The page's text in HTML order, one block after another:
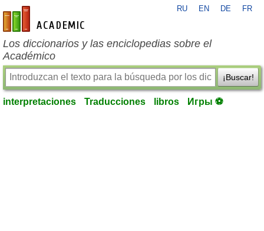
es-academic.com
RU EN DE FR
Los diccionarios y las enciclopedias sobre el
Académico
¡Buscar!
interpretaciones Traducciones libros Игры ⚽